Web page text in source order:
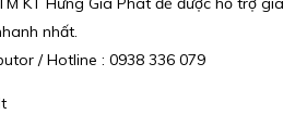
nhất.
/ Hotline : 0938 336 079